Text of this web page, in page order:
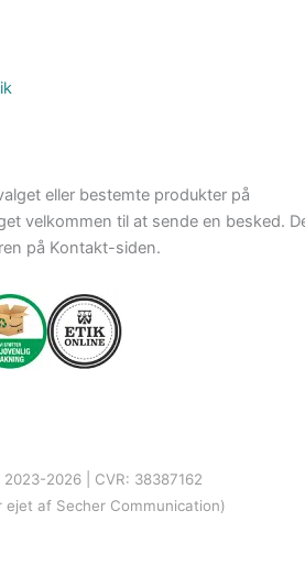
eller bestemte produkter på
velkommen til at sende en besked.
på Kontakt-siden.
2026 | CVR: 38387162
ejet af Secher Communication)